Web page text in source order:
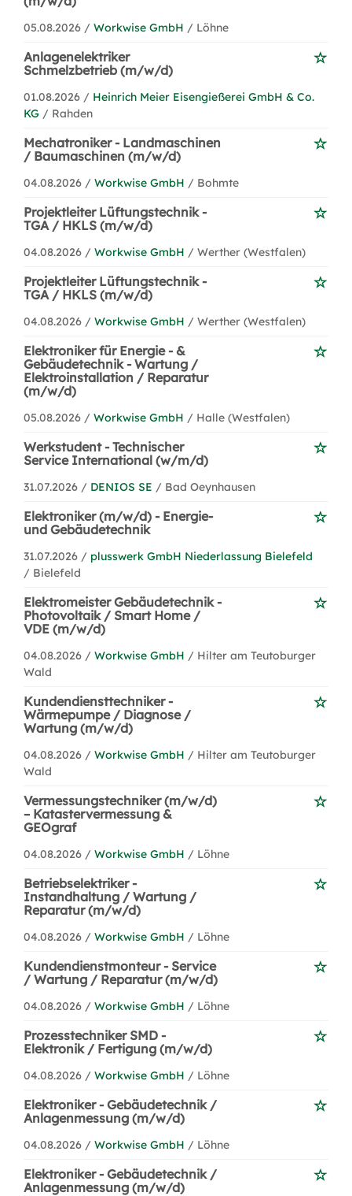
05.08.2026 / Workwise GmbH / Löhne
Anlagenelektriker
Schmelzbetrieb (m/w/d)
01.08.2026 / Heinrich Meier Eisengießerei GmbH & Co.
KG / Rahden
Mechatroniker - Landmaschinen
/ Baumaschinen (m/w/d)
04.08.2026 / Workwise GmbH / Bohmte
Projektleiter Lüftungstechnik -
TGA / HKLS (m/w/d)
04.08.2026 / Workwise GmbH / Werther (Westfalen)
Projektleiter Lüftungstechnik -
TGA / HKLS (m/w/d)
04.08.2026 / Workwise GmbH / Werther (Westfalen)
Elektroniker für Energie - &
Gebäudetechnik - Wartung /
Elektroinstallation / Reparatur
(m/w/d)
05.08.2026 / Workwise GmbH / Halle (Westfalen)
Werkstudent - Technischer
Service International (w/m/d)
31.07.2026 / DENIOS SE / Bad Oeynhausen
Elektroniker (m/w/d) - Energie-
und Gebäudetechnik
31.07.2026 / plusswerk GmbH Niederlassung Bielefeld
/ Bielefeld
Elektromeister Gebäudetechnik -
Photovoltaik / Smart Home /
VDE (m/w/d)
04.08.2026 / Workwise GmbH / Hilter am Teutoburger
Wald
Kundendiensttechniker -
Wärmepumpe / Diagnose /
Wartung (m/w/d)
04.08.2026 / Workwise GmbH / Hilter am Teutoburger
Wald
Vermessungstechniker (m/w/d)
– Katastervermessung &
GEOgraf
04.08.2026 / Workwise GmbH / Löhne
Betriebselektriker -
Instandhaltung / Wartung /
Reparatur (m/w/d)
04.08.2026 / Workwise GmbH / Löhne
Kundendienstmonteur - Service
/ Wartung / Reparatur (m/w/d)
04.08.2026 / Workwise GmbH / Löhne
Prozesstechniker SMD -
Elektronik / Fertigung (m/w/d)
04.08.2026 / Workwise GmbH / Löhne
Elektroniker - Gebäudetechnik /
Anlagenmessung (m/w/d)
04.08.2026 / Workwise GmbH / Löhne
Elektroniker - Gebäudetechnik /
Anlagenmessung (m/w/d)